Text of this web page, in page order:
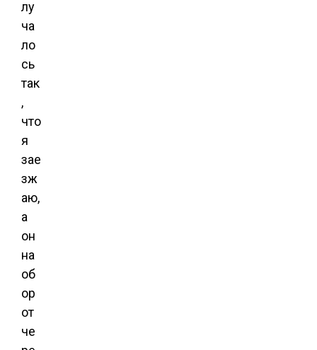
лу
ча
ло
сь
так
,
что
я
зае
зж
аю,
а
он
на
об
ор
от
че